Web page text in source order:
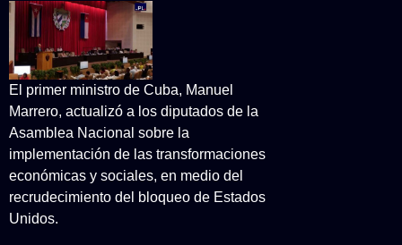
El primer ministro de Cuba, Manuel
Marrero, actualizó a los diputados de la
Asamblea Nacional sobre la
implementación de las transformaciones
económicas y sociales, en medio del
recrudecimiento del bloqueo de Estados
Unidos.